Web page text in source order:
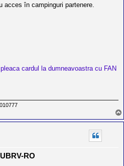
acces în campinguri partenere.
cardul la dumneavoastra cu FAN
RO